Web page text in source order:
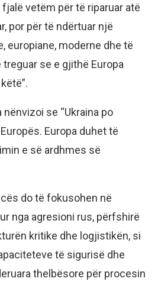
vetëm për të riparuar atë
por për të ndërtuar një
europiane, moderne dhe të
se e gjithë Europa
se “Ukraina po
Europa duhet të
e së ardhmes së
do të fokusohen në
nga agresioni rus, përfshirë
kritike dhe logjistikën, si
të sigurisë dhe
thelbësore për procesin